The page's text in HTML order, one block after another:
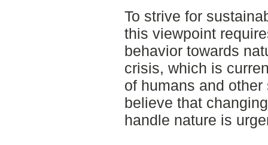
To strive for
this viewpoint
behavior towards
crisis, which is
of humans and
believe that
handle nature is